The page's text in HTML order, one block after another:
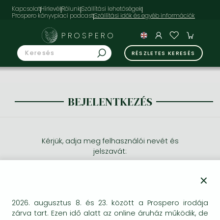
KapcsolatHírlevélRólunkSzállítási lehetőségek
Prospero könyvpiaci podcast
PROSPERO
RÉSZLETES KERESÉS
BEJELENTKEZÉS
Kérjük, adja meg felhasználói nevét és
jelszavát:
×
2026. augusztus 8. és 23. között a Prospero irodája
zárva tart. Ezen idő alatt az online áruház működik, de